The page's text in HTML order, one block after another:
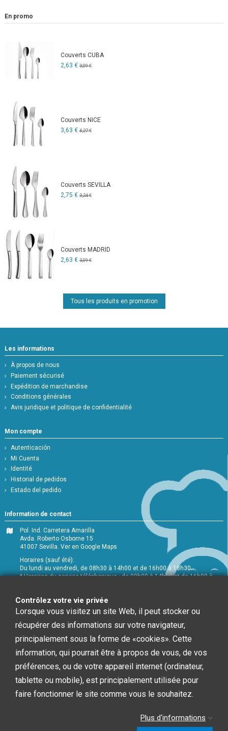
En promo
Couverts CUBA
2,63 € 3,09 €
Couverts NICE
3,63 € 4,27 €
Couverts SEVILLA
2,75 € 3,24 €
Couverts MADRID
2,63 € 3,09 €
Tous les produits en promotion
Les informations
À propos de nous
Paiement sécurisé
Expédition de marchandise
Conditions générales
Avis juridique et politique de confidentialité
Mon compte
Autenticación
Mi Cuenta
Identité
Historial de pedidos
Estado del pedido
Information de contact
Pol. Ind. Carretera Amarilla
Avda. Roberto Osborne 15
41007 Sevilla.Ver en Google Maps
Horaires (sauf été):
Du lundi au vendredi, de 08h30 à 14h00 et de 16h00 à 18h30.
* Horaires du service téléphonique : de 09h00 à 14h00 et de 16h00 à
+34 954 072 580
Service Clients :info@chefglobal.es
Follow us
Newsletter
Contrôlez votre vie privée
Lorsque vous visitez un site Web, il peut stocker ou
récupérer des informations sur votre navigateur,
principalement sous la forme de «cookies». Cette
information, qui pourrait être à propos de vous, de vos
préférences, ou de votre appareil internet (ordinateur,
tablette ou mobile), est principalement utilisée pour
faire fonctionner le site comme vous le souhaitez.
Plus d'informations